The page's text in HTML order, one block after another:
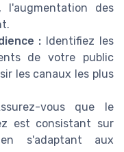
l'augmentation des
: Identifiez les
de votre public
les canaux les plus
vous que le
est consistant sur
s'adaptant aux